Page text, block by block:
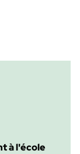
à l'école